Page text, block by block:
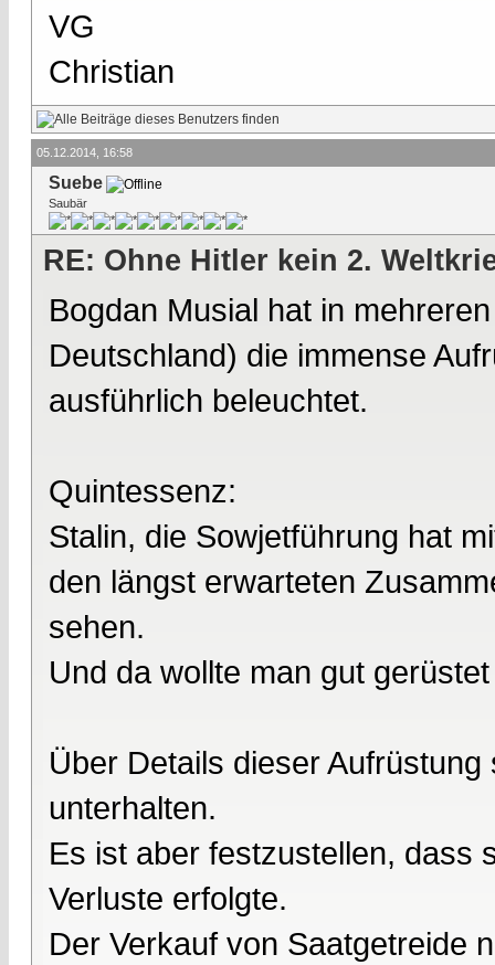
VG
Christian
05.12.2014, 16:58
Suebe
Saubär
RE: Ohne Hitler kein 2.
Bogdan Musial hat in
Deutschland) die immense
ausführlich beleuchtet.
Quintessenz:
Stalin, die Sowjetführung hat
den längst erwarteten
sehen.
Und da wollte man gut
Über Details dieser
unterhalten.
Es ist aber festzustellen, dass
Verluste erfolgte.
Der Verkauf von Saatgetreide